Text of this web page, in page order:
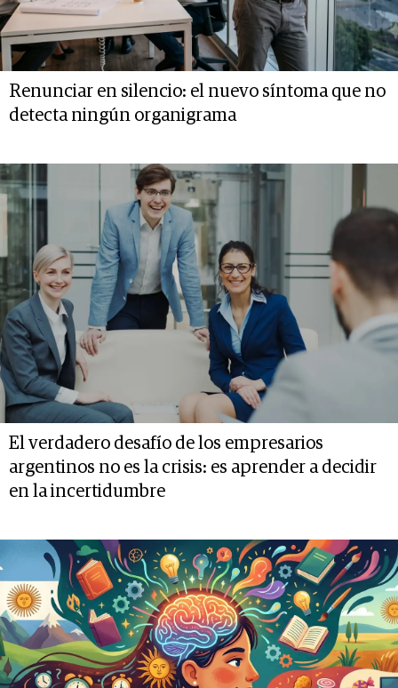
Renunciar en silencio: el nuevo síntoma que no
detecta ningún organigrama
El verdadero desafío de los empresarios
argentinos no es la crisis: es aprender a decidir
en la incertidumbre